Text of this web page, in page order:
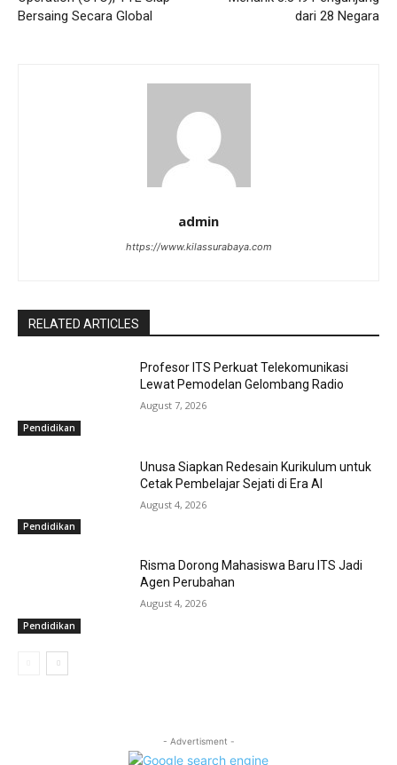
Bersaing Secara Global
dari 28 Negara
admin
https://www.kilassurabaya.com
RELATED ARTICLES
Pendidikan
Profesor ITS Perkuat Telekomunikasi
Lewat Pemodelan Gelombang Radio
August 7, 2026
Pendidikan
Unusa Siapkan Redesain Kurikulum untuk
Cetak Pembelajar Sejati di Era AI
August 4, 2026
Pendidikan
Risma Dorong Mahasiswa Baru ITS Jadi
Agen Perubahan
August 4, 2026
- Advertisment -